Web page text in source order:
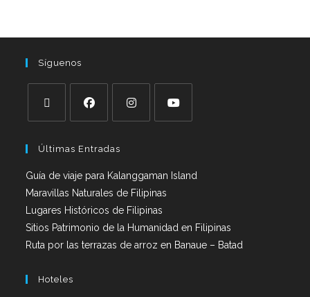
Síguenos
Últimas Entradas
Guía de viaje para Kalanggaman Island
Maravillas Naturales de Filipinas
Lugares Históricos de Filipinas
Sitios Patrimonio de la Humanidad en Filipinas
Ruta por las terrazas de arroz en Banaue – Batad
Hoteles